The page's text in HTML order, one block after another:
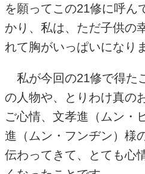
を願ってこの21修に呼ん
かり、私は、ただ子供の
れて胸がいっぱいになり
私が今回の21修で得た
の人物や、とりわけ真の
ご心情、文孝進（ムン・
進（ムン・フンヂン）様
伝わってきて、とても心